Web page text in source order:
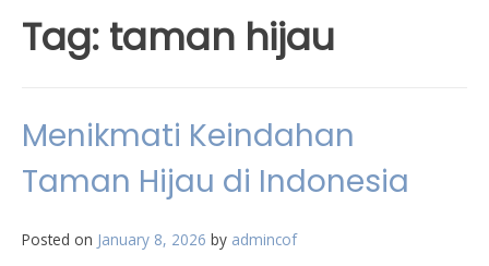
Tag: taman hijau
Menikmati Keindahan
Taman Hijau di Indonesia
Posted on January 8, 2026 by admincof